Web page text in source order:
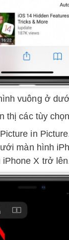
vuông ở
thị các tùy
in
màn hình
iPhone X trở